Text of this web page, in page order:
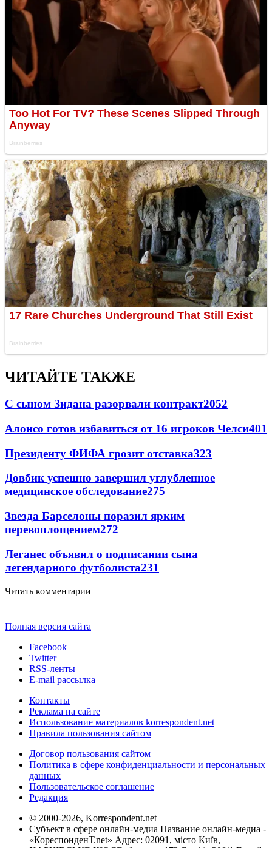
ЧИТАЙТЕ ТАКЖЕ
С сыном Зидана разорвали контракт2052
Алонсо готов избавиться от 16 игроков Челси401
Президенту ФИФА грозит отставка323
Довбик успешно завершил углубленное
медицинское обследование275
Звезда Барселоны поразил ярким
перевоплощением272
Леганес объявил о подписании сына
легендарного футболиста231
Читать комментарии
Полная версия сайта
Facebook
Twitter
RSS-ленты
E-mail рассылка
Контакты
Реклама на сайте
Использование материалов korrespondent.net
Правила пользования сайтом
Договор пользования сайтом
Политика в сфере конфиденциальности и персональных
данных
Пользовательское соглашение
Редакция
© 2000-2026, Korrespondent.net
Субъект в сфере онлайн-медиа Название онлайн-медиа -
«КореспонденТ.net» Адрес: 02091, місто Київ,